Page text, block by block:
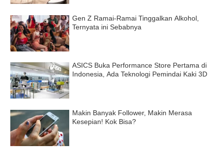
Gen Z Ramai-Ramai Tinggalkan Alkohol,
Ternyata ini Sebabnya
ASICS Buka Performance Store Pertama di
Indonesia, Ada Teknologi Pemindai Kaki 3D
Makin Banyak Follower, Makin Merasa
Kesepian! Kok Bisa?